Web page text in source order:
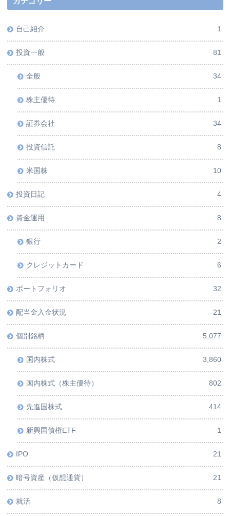
自己紹介 1
投資一般 81
全般 34
株主優待 1
証券会社 34
投資信託 8
米国株 10
投資日記 4
資金運用 8
銀行 2
クレジットカード 6
ポートフォリオ 32
配当金入金状況 21
個別銘柄 5,077
国内株式 3,860
国内株式（株主優待） 802
先進国株式 414
新興国債権ETF 1
IPO 21
暗号資産（仮想通貨） 21
就活 8